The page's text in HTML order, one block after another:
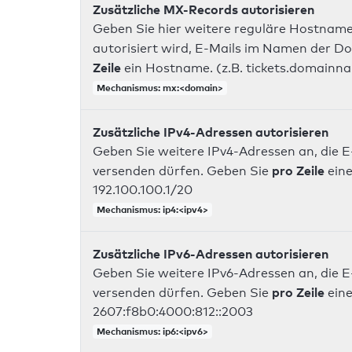
Zusätzliche MX-Records autorisieren
Geben Sie hier weitere reguläre
autorisiert wird, E-Mails im Namen der
Zeile ein Hostname. (z.B.
Mechanismus: mx:<domain>
Zusätzliche IPv4-Adressen autorisieren
Geben Sie weitere IPv4-Adressen an, die
versenden dürfen. Geben Sie pro Zeile
192.100.100.1/20
Mechanismus: ip4:<ipv4>
Zusätzliche IPv6-Adressen autorisieren
Geben Sie weitere IPv6-Adressen an, die
versenden dürfen. Geben Sie pro Zeile
2607:f8b0:4000:812::2003
Mechanismus: ip6:<ipv6>